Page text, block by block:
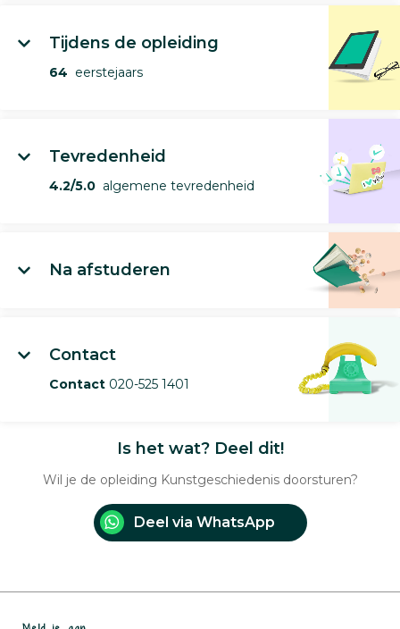
Tijdens de opleiding
64 eerstejaars
Tevredenheid
4.2/5.0 algemene tevredenheid
Na afstuderen
Contact
Contact 020-525 1401
Is het wat? Deel dit!
Wil je de opleiding Kunstgeschiedenis doorsturen?
Deel via WhatsApp